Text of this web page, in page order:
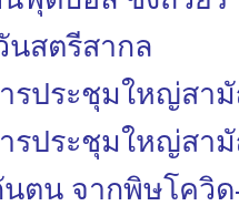
นสตรีสากล
รประชุมใหญ่สามั
รประชุมใหญ่สา
นตน จากพิษโควิ